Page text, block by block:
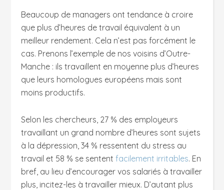
Beaucoup de managers ont tendance à croire
que plus d’heures de travail équivalent à un
meilleur rendement. Cela n’est pas forcément le
cas. Prenons l’exemple de nos voisins d’Outre-
Manche : ils travaillent en moyenne plus d’heures
que leurs homologues européens mais sont
moins productifs.
Selon les chercheurs, 27 % des employeurs
travaillant un grand nombre d’heures sont sujets
à la dépression, 34 % ressentent du stress au
travail et 58 % se sentent facilement irritables. En
bref, au lieu d’encourager vos salariés à travailler
plus, incitez-les à travailler mieux. D’autant plus